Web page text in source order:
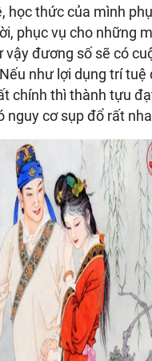
học thức của mình
phục vụ cho những
vậy đương số sẽ có
như lợi dụng trí tuệ
chính thì thành tựu
nguy cơ sụp đổ rất